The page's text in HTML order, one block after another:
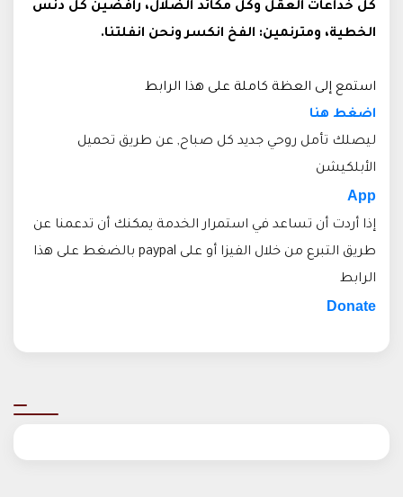
كل خداعات العقل وكل مكائد الضلال، رافضين كل دنس
الخطية، ومترنمين: الفخ انكسر ونحن انفلتنا.
استمع إلى العظة كاملة على هذا الرابط
اضغط هنا
ليصلك تأمل روحي جديد كل صباح, عن طريق تحميل
الأبلكيشن
App
إذا أردت أن تساعد في استمرار الخدمة يمكنك أن تدعمنا عن
طريق التبرع من خلال الفيزا أو على paypal بالضغط على هذا
الرابط
Donate